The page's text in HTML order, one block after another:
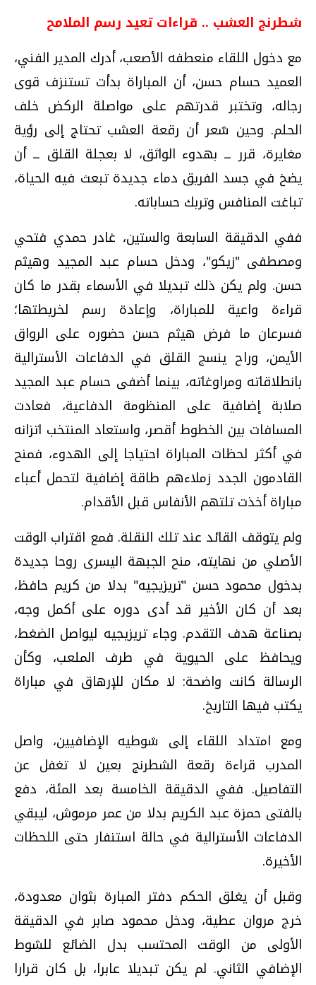
شطرنج العشب .. قراءات تعيد رسم الملامح
مع دخول اللقاء منعطفه الأصعب، أدرك المدير الفني،
العميد حسام حسن، أن المباراة بدأت تستنزف قوى
رجاله، وتختبر قدرتهم على مواصلة الركض خلف
الحلم. وحين شعر أن رقعة العشب تحتاج إلى رؤية
مغايرة، قرر ــ بهدوء الواثق، لا بعجلة القلق ــ أن
يضخ في جسد الفريق دماء جديدة تبعث فيه الحياة،
تباغت المنافس وتربك حساباته.
ففي الدقيقة السابعة والستين، غادر حمدي فتحي
ومصطفى "زيكو"، ودخل حسام عبد المجيد وهيثم
حسن. ولم يكن ذلك تبديلا في الأسماء بقدر ما كان
قراءة واعية للمباراة، وإعادة رسم لخريطتها؛
فسرعان ما فرض هيثم حسن حضوره على الرواق
الأيمن، وراح ينسج القلق في الدفاعات الأسترالية
بانطلاقاته ومراوغاته، بينما أضفى حسام عبد المجيد
صلابة إضافية على المنظومة الدفاعية، فعادت
المسافات بين الخطوط أقصر، واستعاد المنتخب اتزانه
في أكثر لحظات المباراة احتياجا إلى الهدوء، فمنح
القادمون الجدد زملاءهم طاقة إضافية لتحمل أعباء
مباراة أخذت تلتهم الأنفاس قبل الأقدام.
ولم يتوقف القائد عند تلك النقلة. فمع اقتراب الوقت
الأصلي من نهايته، منح الجبهة اليسرى روحا جديدة
بدخول محمود حسن "تريزيجيه" بدلا من كريم حافظ،
بعد أن كان الأخير قد أدى دوره على أكمل وجه،
بصناعة هدف التقدم. وجاء تريزيجيه ليواصل الضغط،
ويحافظ على الحيوية في طرف الملعب، وكأن
الرسالة كانت واضحة: لا مكان للإرهاق في مباراة
يكتب فيها التاريخ.
ومع امتداد اللقاء إلى شوطيه الإضافيين، واصل
المدرب قراءة رقعة الشطرنج بعين لا تغفل عن
التفاصيل. ففي الدقيقة الخامسة بعد المئة، دفع
بالفتى حمزة عبد الكريم بدلا من عمر مرموش، ليبقي
الدفاعات الأسترالية في حالة استنفار حتى اللحظات
الأخيرة.
وقبل أن يغلق الحكم دفتر المبارة بثوان معدودة،
خرج مروان عطية، ودخل محمود صابر في الدقيقة
الأولى من الوقت المحتسب بدل الضائع للشوط
الإضافي الثاني. لم يكن تبديلا عابرا، بل كان قرارا